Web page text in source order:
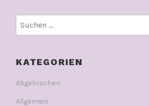
nach:
KATEGORIEN
Abgebrochen
Allgemein